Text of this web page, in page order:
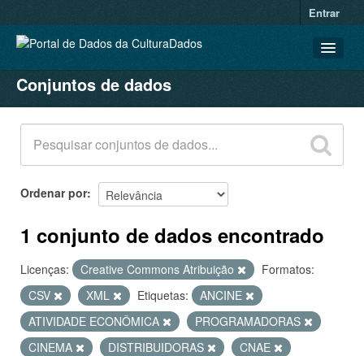
Entrar
CONJUNTOS DE DADOS
ORGANIZAÇÕES
GRUPOS
SOBRE
Conjuntos de dados
Ordenar por
1 conjunto de dados encontrado
Licenças: Creative Commons Atribuição
Formatos:
CSV
XML Etiquetas:
ANCINE
ATIVIDADE ECONÔMICA
PROGRAMADORAS
CINEMA
DISTRIBUIDORAS
CNAE